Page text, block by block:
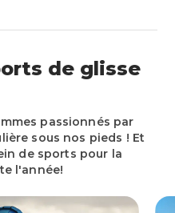
de glisse
passionnés par
sous nos pieds ! Et
de sports pour la
l'année!